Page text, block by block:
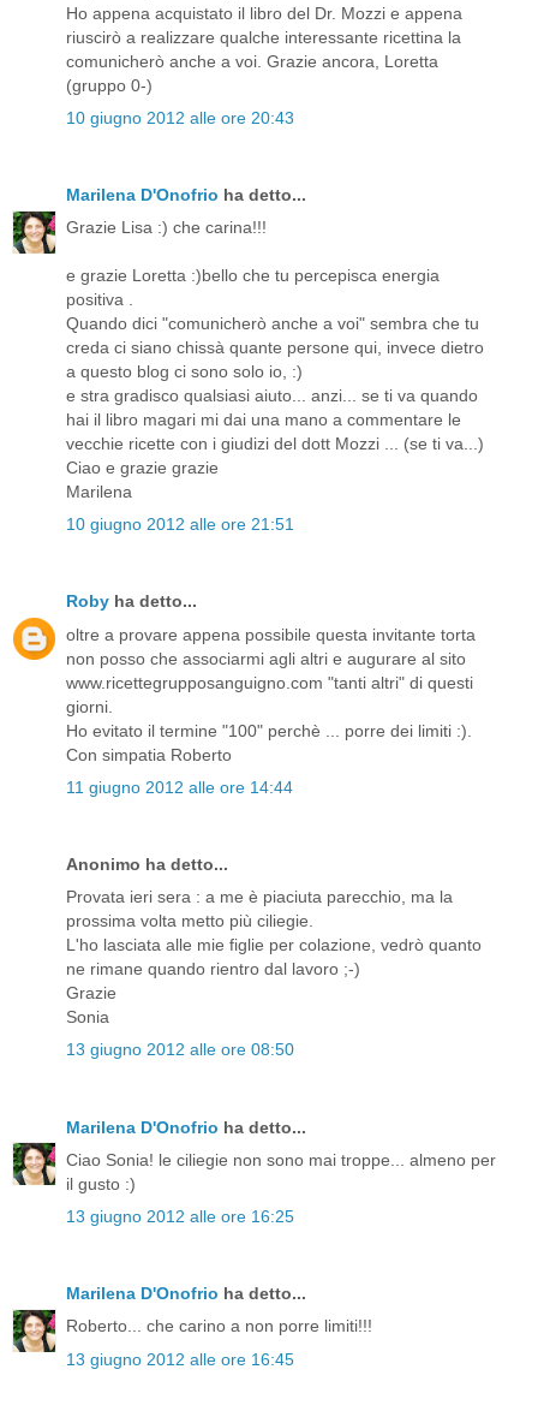
Ho appena acquistato il libro del Dr. Mozzi e appena
riuscirò a realizzare qualche interessante ricettina la
comunicherò anche a voi. Grazie ancora, Loretta
(gruppo 0-)
10 giugno 2012 alle ore 20:43
Marilena D'Onofrio ha detto...
Grazie Lisa :) che carina!!!
e grazie Loretta :)bello che tu percepisca energia
positiva .
Quando dici "comunicherò anche a voi" sembra che tu
creda ci siano chissà quante persone qui, invece dietro
a questo blog ci sono solo io, :)
e stra gradisco qualsiasi aiuto... anzi... se ti va quando
hai il libro magari mi dai una mano a commentare le
vecchie ricette con i giudizi del dott Mozzi ... (se ti va...)
Ciao e grazie grazie
Marilena
10 giugno 2012 alle ore 21:51
Roby ha detto...
oltre a provare appena possibile questa invitante torta
non posso che associarmi agli altri e augurare al sito
www.ricettegrupposanguigno.com "tanti altri" di questi
giorni.
Ho evitato il termine "100" perchè ... porre dei limiti :).
Con simpatia Roberto
11 giugno 2012 alle ore 14:44
Anonimo ha detto...
Provata ieri sera : a me è piaciuta parecchio, ma la
prossima volta metto più ciliegie.
L'ho lasciata alle mie figlie per colazione, vedrò quanto
ne rimane quando rientro dal lavoro ;-)
Grazie
Sonia
13 giugno 2012 alle ore 08:50
Marilena D'Onofrio ha detto...
Ciao Sonia! le ciliegie non sono mai troppe... almeno per
il gusto :)
13 giugno 2012 alle ore 16:25
Marilena D'Onofrio ha detto...
Roberto... che carino a non porre limiti!!!
13 giugno 2012 alle ore 16:45